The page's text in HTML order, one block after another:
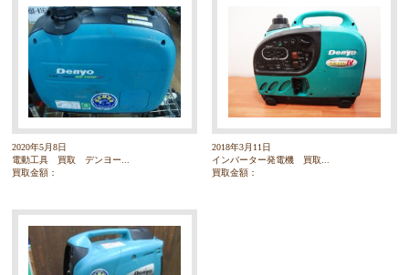
2020年5月8日
電動工具 買取 デンヨー...
買取金額：
2018年3月11日
インバーター発電機 買取...
買取金額：